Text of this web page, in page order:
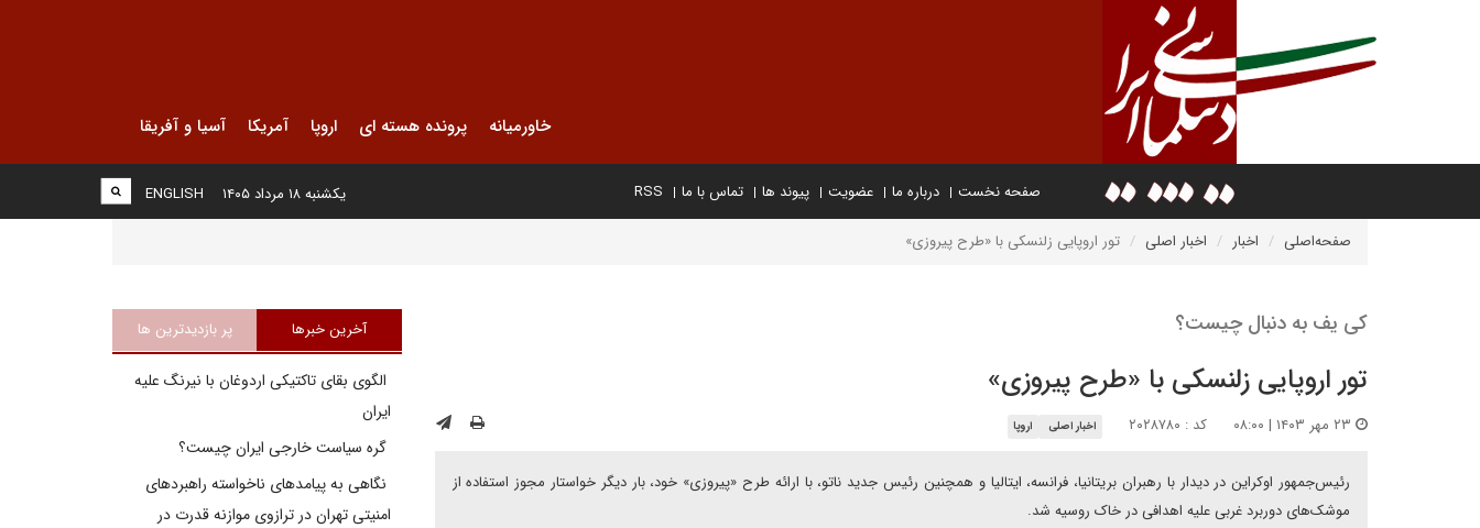
خاورمیانه پرونده هسته ای اروپا آمریکا آسیا و آفریقا
صفحه نخست درباره ما عضویت پیوند ها تماس با ما RSS
ENGLISH یکشنبه ۱۸ مرداد ۱۴۰۵
صفحه‌اصلی اخبار اخبار اصلی تور اروپایی زلنسکی با «طرح پیروزی»
کی یف به دنبال چیست؟
تور اروپایی زلنسکی با «طرح پیروزی»
کد : ۲۰۲۸۷۸۰ اخبار اصلی اروپا
رئیس‌جمهور اوکراین در دیدار با رهبران بریتانیا، فرانسه، ایتالیا و همچنین رئیس جدید ناتو، با ارائه طرح «پیروزی» خود، بار دیگر خواستار مجوز استفاده از
موشک‌های دوربرد غربی علیه اهدافی در خاک روسیه شد.
آخرین خبرها پر بازدیدترین ها
الگوی بقای تاکتیکی اردوغان با نیرنگ علیه
ایران
گره سیاست خارجی ایران چیست؟
نگاهی به پیامدهای ناخواسته راهبردهای
امنیتی تهران در ترازوی موازنه قدرت در